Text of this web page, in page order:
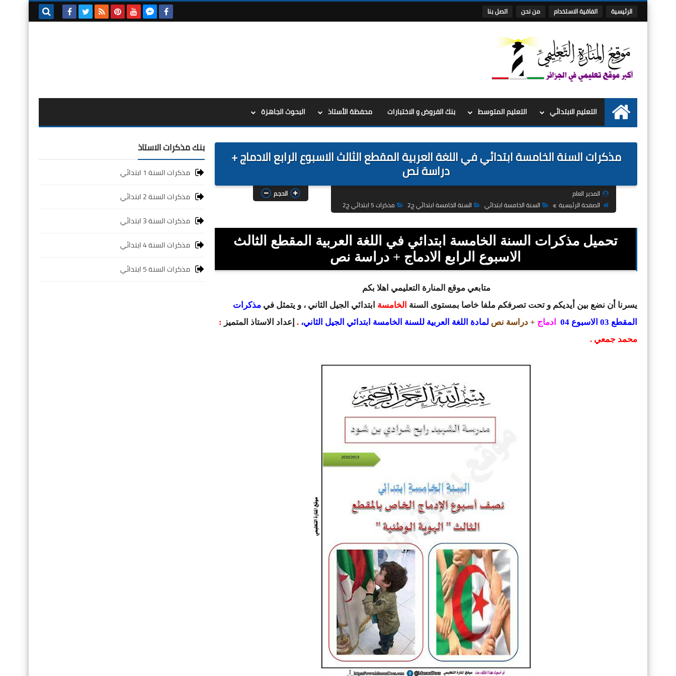
الرئيسية اتفاقية الاستخدام من نحن اتصل بنا
الرئيسية
التعليم الابتدائي التعليم المتوسط بنك الفروض و الاختبارات محفظة الأستاذ البحوث الجاهزة
مذكرات السنة الخامسة ابتدائي في اللغة العربية المقطع الثالث الاسبوع الرابع الادماج +
دراسة نص
المدير العام
الصفحة الرئيسية
السنة الخامسة ابتدائي السنة الخامسة ابتدائي ج2 مذكرات 5 ابتدائي ج2
الحجم
تحميل مذكرات السنة الخامسة ابتدائي في اللغة العربية المقطع الثالث
الاسبوع الرابع الادماج + دراسة نص
متابعي موقع المنارة التعليمي اهلا بكم
يسرنا أن نضع بين أيديكم و تحت تصرفكم ملفا خاصا بمستوى السنة الخامسة ابتدائي الجيل الثاني ، و يتمثل في مذكرات
المقطع 03 الاسبوع 04
ادماج + دراسة نص لمادة اللغة العربية للسنة الخامسة ابتدائي الجيل الثاني، . إعداد الاستاذ المتميز :
محمد جمعي .
بنك مذكرات الاستاذ
مذكرات السنة 1 ابتدائي
مذكرات السنة 2 ابتدائي
مذكرات السنة 3 ابتدائي
مذكرات السنة 4 ابتدائي
مذكرات السنة 5 ابتدائي